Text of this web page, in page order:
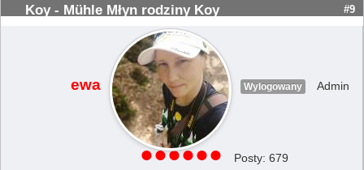
Koy - Mühle Młyn rodziny Koy #9
ewa Wylogowany Admin
Posty: 679